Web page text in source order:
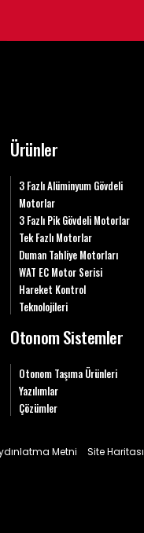
Ürünler
3 Fazlı Alüminyum Gövdeli
Motorlar
3 Fazlı Pik Gövdeli Motorlar
Tek Fazlı Motorlar
Duman Tahliye Motorları
WAT EC Motor Serisi
Hareket Kontrol
Teknolojileri
Otonom Sistemler
Otonom Taşıma Ürünleri
Yazılımlar
Çözümler
Metni Site Haritası